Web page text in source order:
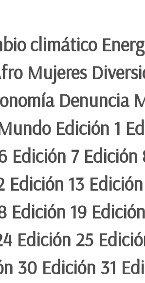
climático
Mujeres
Denuncia
Edición 1
Edición 7
Edición 13
Edición 19
Edición 25
30 Edición 31